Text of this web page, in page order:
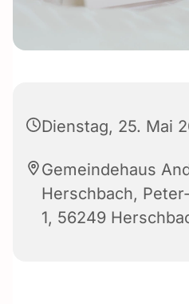
Dienstag, 25. Mai
Gemeindehaus
Herschbach,
1, 56249